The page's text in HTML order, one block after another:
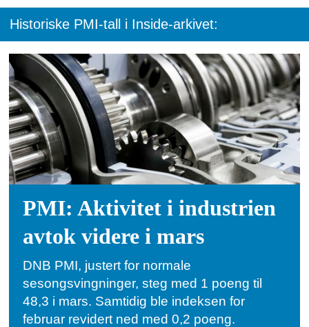
Historiske PMI-tall i Inside-arkivet:
PMI: Aktivitet i industrien
avtok videre i mars
DNB PMI, justert for normale
sesongsvingninger, steg med 1 poeng til
48,3 i mars. Samtidig ble indeksen for
februar revidert ned med 0,2 poeng.